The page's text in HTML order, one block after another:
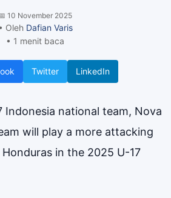
10 November 2025
Oleh Dafian Varis
• 1 menit baca
Twitter LinkedIn
Indonesia national team, Nova
will play a more attacking
in the 2025 U-17